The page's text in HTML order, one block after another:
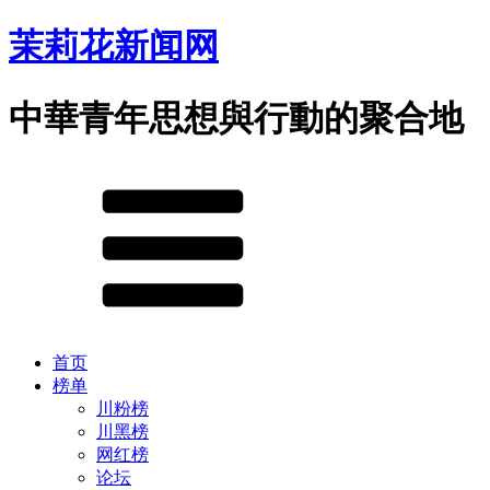
茉莉花新闻网
中華青年思想與行動的聚合地
首页
榜单
川粉榜
川黑榜
网红榜
论坛